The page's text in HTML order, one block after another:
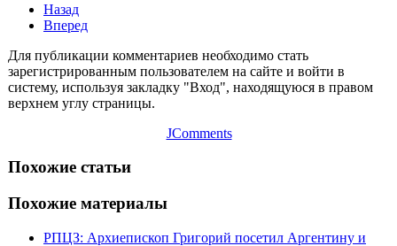
Назад
Вперед
Для публикации комментариев необходимо стать
зарегистрированным пользователем на сайте и войти в
систему, используя закладку "Вход", находящуюся в правом
верхнем углу страницы.
JComments
Похожие статьи
Похожие материалы
РПЦЗ: Архиепископ Григорий посетил Аргентину и